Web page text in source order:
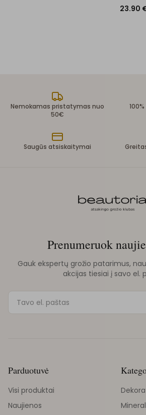
23.90
Nemokamas pristatymas nuo
50€
Saugūs atsiskaitymai
Prenumeruok
Gauk ekspertų grožio patarimus,
akcijas tiesiai į savo el.
Parduotuvė
Visi produktai
Naujienos